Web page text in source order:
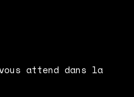
attend dans la